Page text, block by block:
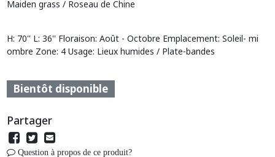
Maiden grass / Roseau de Chine
H: 70'' L: 36'' Floraison: Août - Octobre Emplacement: Soleil- mi
ombre Zone: 4 Usage: Lieux humides / Plate-bandes
Bientôt disponible
Partager
Question à propos de ce produit?